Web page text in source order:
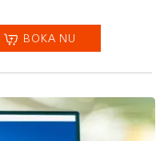
BOKA NU